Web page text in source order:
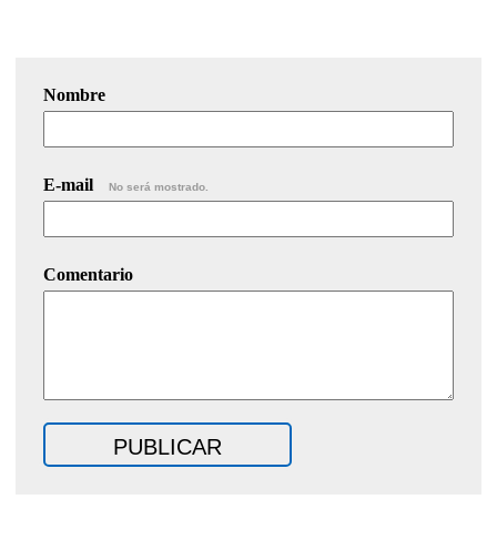
Nombre
E-mail No será mostrado.
Comentario